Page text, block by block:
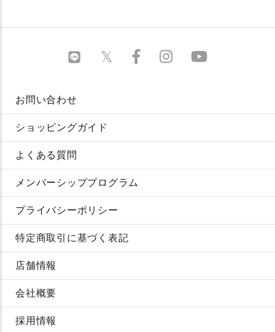
お問い合わせ
ショッピングガイド
よくある質問
メンバーシッププログラム
プライバシーポリシー
特定商取引に基づく表記
店舗情報
会社概要
採用情報